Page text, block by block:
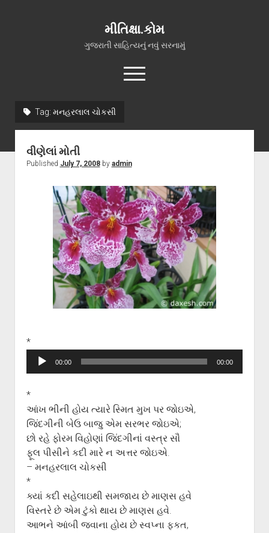
મીતિક્ષા.કોમ
ગુજરાતી સાહિત્યનું નવું સરનામું
open
menu
ગુજરાતી ગઝલો
ગીત, પ્રાર્થના અને ભજન
અન્ય રચનાઓ
વધુ માહિતી
open
dropdown
menu
ગુજરાતી સાહિત્ય-જગત
આપના પ્રતિભાવો
સર્જકોને સલામ
Privacy Policy
Tag: મનહરલાલ ચોકસી
વીણેલાં મોતી
Published July 7, 2008by admin
*
Audio
00:00 00:00
*
આંખ ભીની હોય ત્યારે સ્મિત મુખ પર જોઇએ,
જિંદગીની બેઉ બાજુ એમ સરભર જોઇએ;
છો રહે ફોરમ વિહોણાં જિંદગીનાં વસ્ત્ર સૌ
ફૂલ પીસીને કદી મારે ન અત્તર જોઇએ.
– મનહરલાલ ચોકસી
*
ક્યાં કદી સહેલાઇથી સમજાય છે માણસ હવે
વિસ્તરે છે એમ ટુંકો થાય છે માણસ હવે.
આભને આંબી જવાના હોય છે સ્વપ્ના ફકત,